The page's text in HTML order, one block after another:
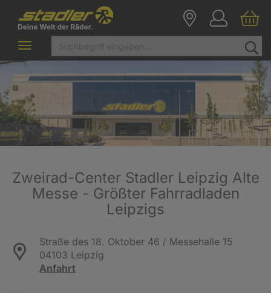
Toggle
navigation
Zweirad-Center Stadler Leipzig Alte
Messe - Größter Fahrradladen
Leipzigs
Straße des 18. Oktober 46 / Messehalle 15
04103 Leipzig
Anfahrt